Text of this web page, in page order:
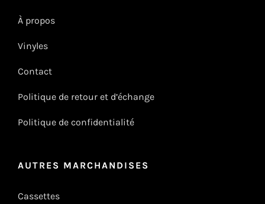
À propos
Vinyles
Contact
Politique de retour et d’échange
Politique de confidentialité
AUTRES MARCHANDISES
Cassettes